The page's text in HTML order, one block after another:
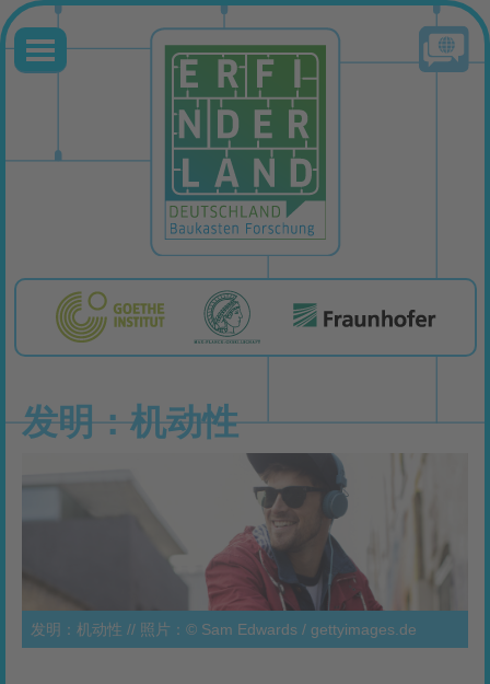
发明：机动性
发明：机动性 // 照片：© Sam Edwards / gettyimages.de